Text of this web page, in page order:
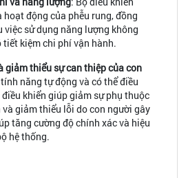
động của phễu rung, đồng
sử dụng năng lượng không
tiết kiệm chi phí vận hành.
giảm thiểu sự can thiệp của con
năng tự động và có thể điều
khiển giúp giảm sự phụ thuộc
và giảm thiểu lỗi do con người gây
tăng cường độ chính xác và hiệu
hệ thống.